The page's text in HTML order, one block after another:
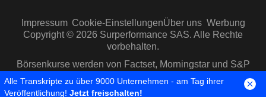
Impressum Cookie-EinstellungenÜber uns Werbung
Copyright © 2026 Surperformance SAS. Alle Rechte
vorbehalten.
Börsenkurse werden von Factset, Morningstar und S&P
Capital IQ zur Verfügung gestellt
Alle Transkripte zu über 9000 Unternehmen - am Tag ihrer
Veröffentlichung! Jetzt freischalten!